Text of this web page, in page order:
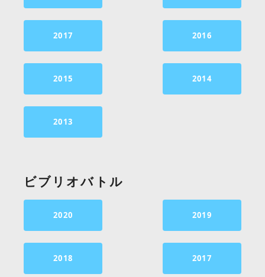
2017 2016
2015 2014
2013
ビブリオバトル
2020 2019
2018 2017